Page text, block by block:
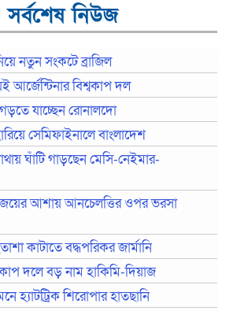
সর্বশেষ নিউজ
নতুন সংকটে ব্রাজিল
আর্জেন্টিনার বিশ্বকাপ দল
যাচ্ছেন রোনালদো
সেমিফাইনালে বাংলাদেশ
ঘাঁটি গাড়ছেন মেসি-নেইমার-
জয়ের আশায় আনচেলত্তির ওপর ভরসা
কাটাতে বদ্ধপরিকর জার্মানি
দলে বড় নাম হাকিমি-দিয়াজ
হ্যাটট্রিক শিরোপার হাতছানি